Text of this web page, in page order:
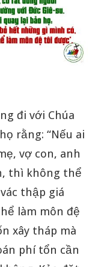
đi với Chúa
rằng: “Nếu ai
vợ con, anh
thì không thể
thập giá
làm môn đệ
xây tháp mà
phí tổn cần